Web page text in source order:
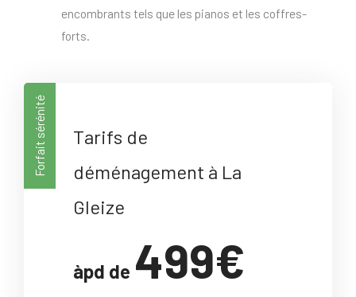
encombrants tels que les pianos et les coffres-
forts.
Forfait sérénité
Tarifs de
déménagement à La
Gleize
àpd de 499€